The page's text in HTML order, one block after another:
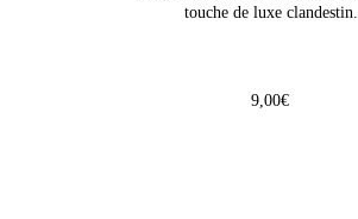
touche de luxe clandestin.
9,00€